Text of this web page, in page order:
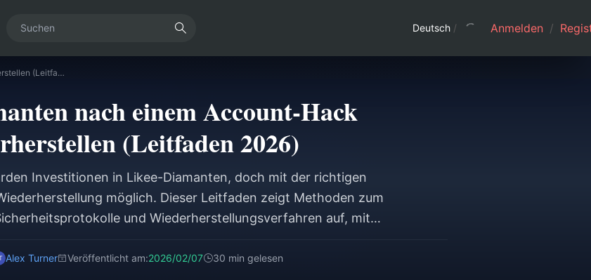
Deutsch / Anmelden /
Likee-Diamanten nach einem Account-Hack wiederherstellen (Leitfaden 2026)
nach einem Account-Hack
(Leitfaden 2026)
Investitionen in Likee-Diamanten, doch mit der richtigen
möglich. Dieser Leitfaden zeigt Methoden zum
und Wiederherstellungsverfahren auf, mit
User-ID verifizieren, Transaktionsbelege einreichen, die Zwei-
Alex Turner Veröffentlicht am:2026/02/07 30 min gelesen